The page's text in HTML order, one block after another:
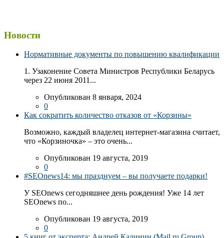
Новости
Нормативные документы по повышению квалификации
1. Узаконение Совета Министров Республики Беларусь
через 22 июня 2011...
Опубликован 8 января, 2024
0
Как сократить количество отказов от «Корзины»
Возможно, каждый владелец интернет-магазина считает,
что «Корзиночка» – это очень...
Опубликован 19 августа, 2019
0
#SEOnews14: мы празднуем – вы получаете подарки!
У SEOnews сегодняшнее день рождения! Уже 14 лет
SEOnews по...
Опубликован 19 августа, 2019
0